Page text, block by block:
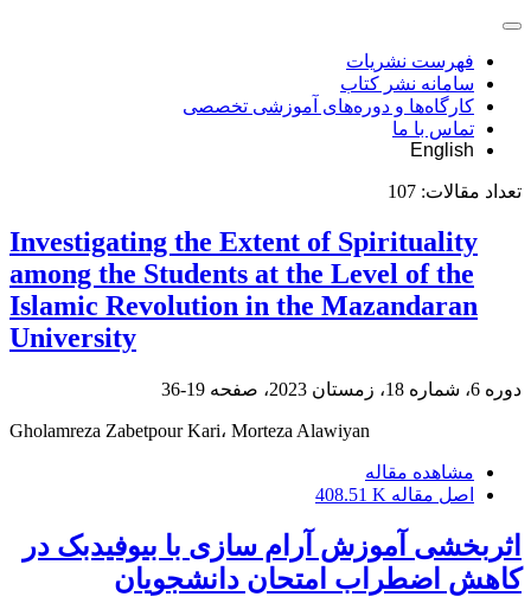
فهرست نشریات
سامانه نشر کتاب
کارگاه‌ها و دوره‌های آموزشی تخصصی
تماس با ما
English
تعداد مقالات: 107
Investigating the Extent of Spirituality
among the Students at the Level of the
Islamic Revolution in the Mazandaran
University
دوره 6، شماره 18، زمستان 2023، صفحه 19-36
Gholamreza Zabetpour Kari، Morteza Alawiyan
مشاهده مقاله
اصل مقاله 408.51 K
اثربخشی آموزش آرام‏ سازی با بیوفیدبک در
کاهش اضطراب امتحان دانشجویان